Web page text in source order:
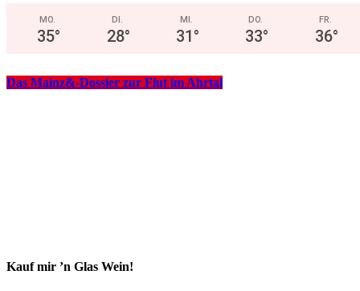
MO.
35°
DI.
28°
MI.
31 °
DO.
33°
FR.
36°
Das Mainz&-Dossier zur Flut im Ahrtal
Kauf mir ’n Glas Wein!